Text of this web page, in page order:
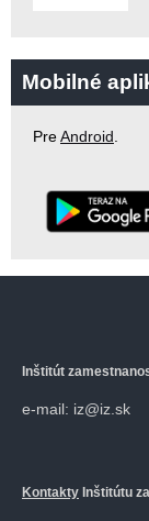
Mobilné
PreAndroid.
Inštitút
e-mail: iz@iz.sk
Kontakty Inštitútu